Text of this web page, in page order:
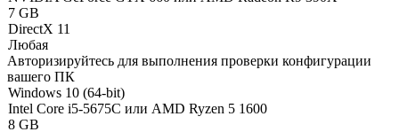
7 GB
DirectX 11
Любая
Авторизируйтесь для выполнения проверки конфигурации
вашего ПК
Windows 10 (64-bit)
Intel Core i5-5675C или AMD Ryzen 5 1600
8 GB